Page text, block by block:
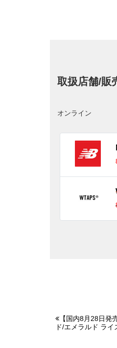
取扱店舗/販
オンライン
【国内8月28日
ド/エメラルド ラ